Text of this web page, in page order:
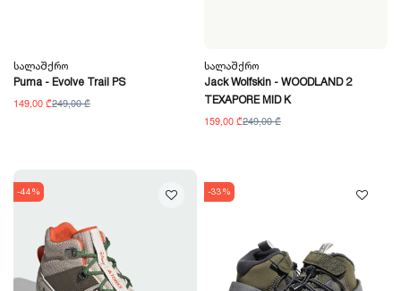
Სალაშქრო
Puma - Evolve Trail PS
149,00 ₾249,00 ₾
Სალაშქრო
Jack Wolfskin - WOODLAND 2
TEXAPORE MID K
159,00 ₾249,00 ₾
-44% -33%